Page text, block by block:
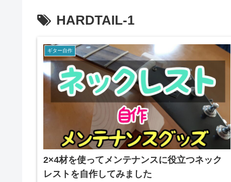
HARDTAIL-1
ギター自作
2×4材を使ってメンテナンスに役立つネック
レストを自作してみました